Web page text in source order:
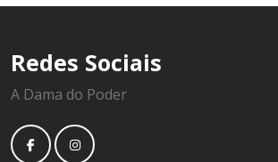
Redes Sociais
A Dama do Poder